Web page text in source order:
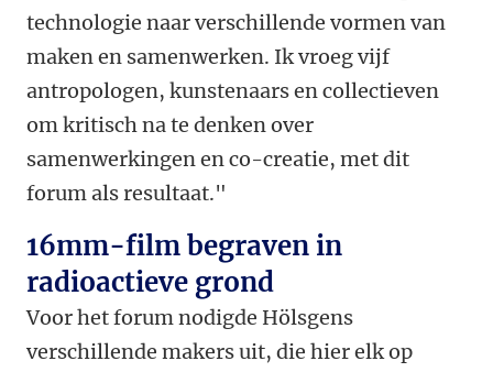
technologie naar verschillende vormen van
maken en samenwerken. Ik vroeg vijf
antropologen, kunstenaars en collectieven
om kritisch na te denken over
samenwerkingen en co-creatie, met dit
forum als resultaat."
16mm-film begraven in
radioactieve grond
Voor het forum nodigde Hölsgens
verschillende makers uit, die hier elk op